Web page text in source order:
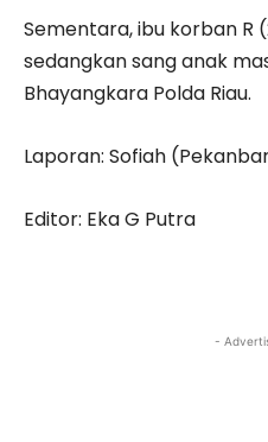
Sementara, ibu korban R
sedangkan sang anak
Bhayangkara Polda Riau.
Laporan: Sofiah
Editor: Eka G Putra
-